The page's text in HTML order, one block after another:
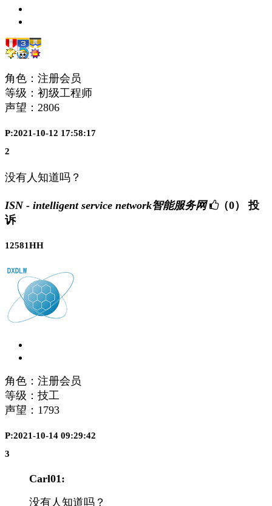
角色：注册会员
等级：初级工程师
声望： 2806
P:2021-10-12 17:58:17
2
没有人知道吗？
ISN - intelligent service network智能服务网 （0）
投
诉
12581HH
角色：注册会员
等级：技工
声望： 1793
P:2021-10-14 09:29:42
3
Carl01:
没有人知道吗？